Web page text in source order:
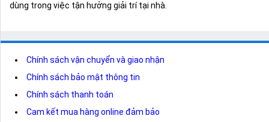
dùng trong việc tận hưởng giải trí tại nhà.
Chính sách vận chuyển và giao nhận
Chính sách bảo mật thông tin
Chính sách thanh toán
Cam kết mua hàng online đảm bảo